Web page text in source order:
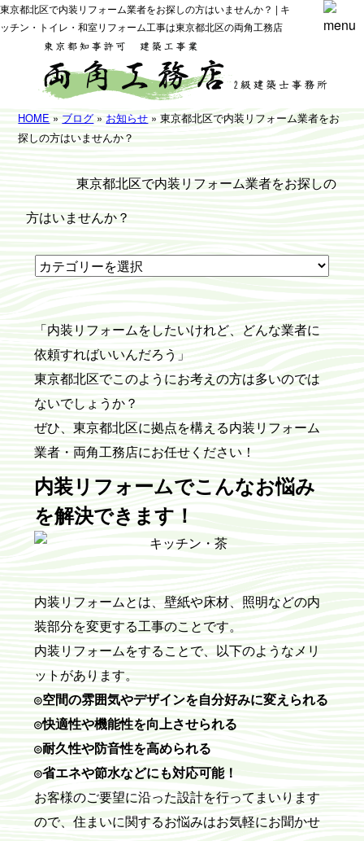
東京都北区で内装リフォーム業者をお探しの方はいませんか？ | キ
ッチン・トイレ・和室リフォーム工事は東京都北区の両角工務店
HOME » ブログ » お知らせ » 東京都北区で内装リフォーム業者をお
探しの方はいませんか？
東京都北区で内装リフォーム業者をお探しの
方はいませんか？
「内装リフォームをしたいけれど、どんな業者に
依頼すればいいんだろう」
東京都北区でこのようにお考えの方は多いのでは
ないでしょうか？
ぜひ、東京都北区に拠点を構える内装リフォーム
業者・両角工務店にお任せください！
内装リフォームでこんなお悩み
を解決できます！
内装リフォームとは、壁紙や床材、照明などの内
装部分を変更する工事のことです。
内装リフォームをすることで、以下のようなメリ
ットがあります。
◎空間の雰囲気やデザインを自分好みに変えられる
◎快適性や機能性を向上させられる
◎耐久性や防音性を高められる
◎省エネや節水などにも対応可能！
お客様のご要望に沿った設計を行ってまいります
ので、住まいに関するお悩みはお気軽にお聞かせ